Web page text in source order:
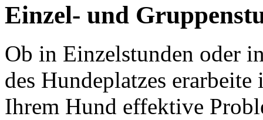
Einzel- und
Ob in Einzelstunden oder
des Hundeplatzes
Ihrem Hund effektive